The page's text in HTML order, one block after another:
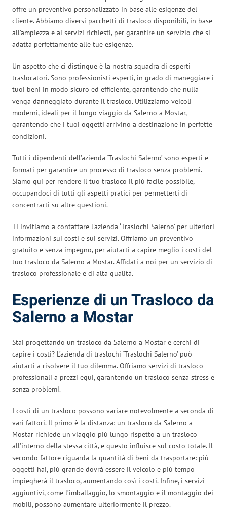
offre un preventivo personalizzato in base alle esigenze del
cliente. Abbiamo diversi pacchetti di trasloco disponibili, in base
all’ampiezza e ai servizi richiesti, per garantire un servizio che si
adatta perfettamente alle tue esigenze.
Un aspetto che ci distingue è la nostra squadra di esperti
traslocatori. Sono professionisti esperti, in grado di maneggiare i
tuoi beni in modo sicuro ed efficiente, garantendo che nulla
venga danneggiato durante il trasloco. Utilizziamo veicoli
moderni, ideali per il lungo viaggio da Salerno a Mostar,
garantendo che i tuoi oggetti arrivino a destinazione in perfette
condizioni.
Tutti i dipendenti dell’azienda ‘Traslochi Salerno’ sono esperti e
formati per garantire un processo di trasloco senza problemi.
Siamo qui per rendere il tuo trasloco il più facile possibile,
occupandoci di tutti gli aspetti pratici per permetterti di
concentrarti su altre questioni.
Ti invitiamo a contattare l’azienda ‘Traslochi Salerno’ per ulteriori
informazioni sui costi e sui servizi. Offriamo un preventivo
gratuito e senza impegno, per aiutarti a capire meglio i costi del
tuo trasloco da Salerno a Mostar. Affidati a noi per un servizio di
trasloco professionale e di alta qualità.
Esperienze di un Trasloco da
Salerno a Mostar
Stai progettando un trasloco da Salerno a Mostar e cerchi di
capire i costi? L’azienda di traslochi ‘Traslochi Salerno’ può
aiutarti a risolvere il tuo dilemma. Offriamo servizi di trasloco
professionali a prezzi equi, garantendo un trasloco senza stress e
senza problemi.
I costi di un trasloco possono variare notevolmente a seconda di
vari fattori. Il primo è la distanza: un trasloco da Salerno a
Mostar richiede un viaggio più lungo rispetto a un trasloco
all’interno della stessa città, e questo influisce sul costo totale. Il
secondo fattore riguarda la quantità di beni da trasportare: più
oggetti hai, più grande dovrà essere il veicolo e più tempo
impiegherà il trasloco, aumentando così i costi. Infine, i servizi
aggiuntivi, come l’imballaggio, lo smontaggio e il montaggio dei
mobili, possono aumentare ulteriormente il prezzo.